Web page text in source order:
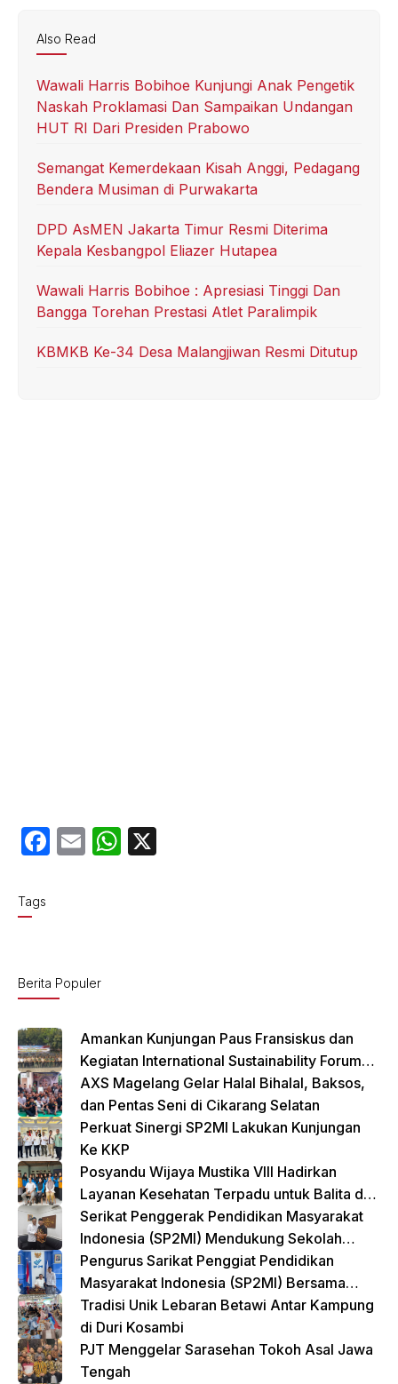
Also Read
Wawali Harris Bobihoe Kunjungi Anak Pengetik
Naskah Proklamasi Dan Sampaikan Undangan
HUT RI Dari Presiden Prabowo
Semangat Kemerdekaan Kisah Anggi, Pedagang
Bendera Musiman di Purwakarta
DPD AsMEN Jakarta Timur Resmi Diterima
Kepala Kesbangpol Eliazer Hutapea
Wawali Harris Bobihoe : Apresiasi Tinggi Dan
Bangga Torehan Prestasi Atlet Paralimpik
KBMKB Ke-34 Desa Malangjiwan Resmi Ditutup
F
o
k
E
W
Tags
Berita Populer
Amankan Kunjungan Paus Fransiskus dan
Kegiatan International Sustainability Forum
(ISF) 2024 TNI-Polri Gelar Apel Pasukan
Gabungan
AXS Magelang Gelar Halal Bihalal, Baksos,
dan Pentas Seni di Cikarang Selatan
Perkuat Sinergi SP2MI Lakukan Kunjungan
Ke KKP
Posyandu Wijaya Mustika VIII Hadirkan
Layanan Kesehatan Terpadu untuk Balita dan
Lansia
Serikat Penggerak Pendidikan Masyarakat
Indonesia (SP2MI) Mendukung Sekolah
Rakyat yang Digagas oleh Kemensos
Pengurus Sarikat Penggiat Pendidikan
Masyarakat Indonesia (SP2MI) Bersama
Nusadaya Akademik Kunjungi Kementerian
BP2MI
Tradisi Unik Lebaran Betawi Antar Kampung
di Duri Kosambi
PJT Menggelar Sarasehan Tokoh Asal Jawa
Tengah